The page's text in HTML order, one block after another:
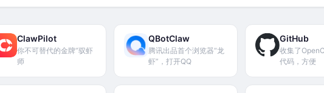
ClawPilot
你不可替代的金牌”驭虾
师
QBotClaw
腾讯出品首个浏览器“龙
虾”，打开QQ
GitHub
收集了
代码，方便